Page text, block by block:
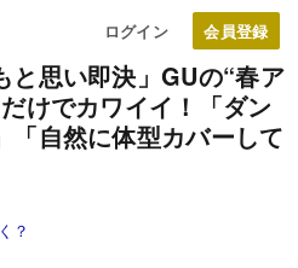
ログイン
と思い即決」GUの“春ア
けでカワイイ！「ダン
「自然に体型カバーして
？